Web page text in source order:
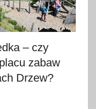
– czy
zabaw
Drzew?